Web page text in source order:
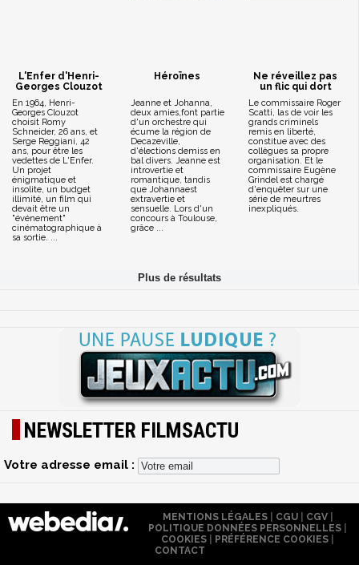
L'Enfer d'Henri-
Georges Clouzot
En 1964, Henri-
Georges Clouzot
choisit Romy
Schneider, 26 ans, et
Serge Reggiani, 42
ans, pour être les
vedettes de L'Enfer.
Un projet
énigmatique et
insolite, un budget
illimité, un film qui
devait être un
"événement"
cinématographique à
sa sortie. ...
Héroïnes
Jeanne et Johanna,
deux amies,font partie
d'un orchestre qui
écume la région de
Decazeville,
d'élections demiss en
bal divers. Jeanne est
introvertie et
romantique, tandis
que Johannaest
extravertie et
sensuelle. Lors d'un
concours à Toulouse,
grâce ...
Ne réveillez pas
un flic qui dort
Le commissaire Roger
Scatti, las de voir les
grands criminels
remis en liberté,
constitue avec des
collègues sa propre
organisation. Et le
commissaire Eugène
Grindel est chargé
d'enquêter sur une
série de meurtres
inexpliqués.
NEWSLETTER FILMSACTU
Votre adresse email :
MENTIONS LÉGALES| CGU| CGV|
POLITIQUE DONNÉES PERSONNELLES
COOKIES
PRÉFÉRENCE COOKIES
CONTACT